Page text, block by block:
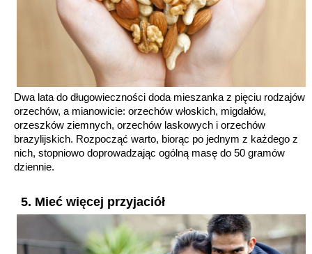
Dwa lata do długowieczności doda mieszanka z pięciu rodzajów
orzechów, a mianowicie: orzechów włoskich, migdałów,
orzeszków ziemnych, orzechów laskowych i orzechów
brazylijskich. Rozpocząć warto, biorąc po jednym z każdego z
nich, stopniowo doprowadzając ogólną masę do 50 gramów
dziennie.
5. Mieć więcej przyjaciół